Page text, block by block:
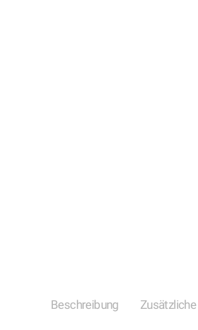
Beschreibung